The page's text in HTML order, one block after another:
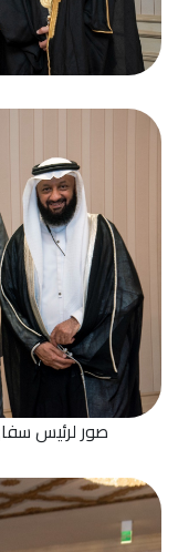
صور لرئيس